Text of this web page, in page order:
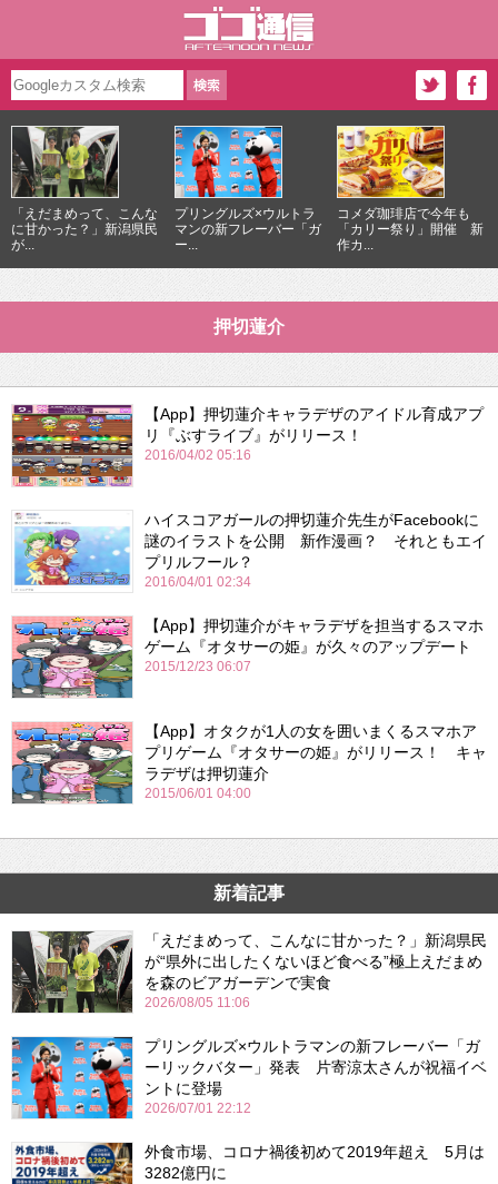
「えだまめって、こんな
に甘かった？」新潟県民
が...
プリングルズ×ウルトラ
マンの新フレーバー「ガ
ー...
コメダ珈琲店で今年も
「カリー祭り」開催 新
作カ...
押切蓮介
【App】押切蓮介キャラデザのアイドル育成アプ
リ『ぶすライブ』がリリース！
2016/04/02 05:16
ハイスコアガールの押切蓮介先生がFacebookに
謎のイラストを公開 新作漫画？ それともエイ
プリルフール？
2016/04/01 02:34
【App】押切蓮介がキャラデザを担当するスマホ
ゲーム『オタサーの姫』が久々のアップデート
2015/12/23 06:07
【App】オタクが1人の女を囲いまくるスマホア
プリゲーム『オタサーの姫』がリリース！ キャ
ラデザは押切蓮介
2015/06/01 04:00
新着記事
「えだまめって、こんなに甘かった？」新潟県民
が“県外に出したくないほど食べる”極上えだまめ
を森のビアガーデンで実食
2026/08/05 11:06
プリングルズ×ウルトラマンの新フレーバー「ガ
ーリックバター」発表 片寄涼太さんが祝福イベ
ントに登場
2026/07/01 22:12
外食市場、コロナ禍後初めて2019年超え 5月は
3282億円に